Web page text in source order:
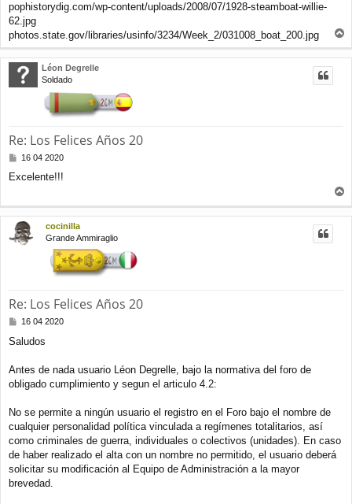
pophistorydig.com/wp-content/uploads/2008/07/1928-steamboat-willie-
62.jpg
photos.state.gov/libraries/usinfo/3234/Week_2/031008_boat_200.jpg
r
r
Léon Degrelle
Soldado
Re: Los Felices Años 20
M
n
a
j
e
16 04 2020
Excelente!!!
r
r
cocinilla
Grande Ammiraglio
Re: Los Felices Años 20
M
n
a
16 04 2020
Saludos
Antes de nada usuario Léon Degrelle, bajo la normativa del foro de
obligado cumplimiento y segun el articulo 4.2:
No se permite a ningún usuario el registro en el Foro bajo el nombre de
cualquier personalidad política vinculada a regímenes totalitarios, así
como criminales de guerra, individuales o colectivos (unidades). En caso
de haber realizado el alta con un nombre no permitido, el usuario deberá
solicitar su modificación al Equipo de Administración a la mayor
brevedad.